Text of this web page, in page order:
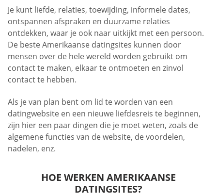
Je kunt liefde, relaties, toewijding, informele dates,
ontspannen afspraken en duurzame relaties
ontdekken, waar je ook naar uitkijkt met een persoon.
De beste Amerikaanse datingsites kunnen door
mensen over de hele wereld worden gebruikt om
contact te maken, elkaar te ontmoeten en zinvol
contact te hebben.
Als je van plan bent om lid te worden van een
datingwebsite en een nieuwe liefdesreis te beginnen,
zijn hier een paar dingen die je moet weten, zoals de
algemene functies van de website, de voordelen,
nadelen, enz.
HOE WERKEN AMERIKAANSE
DATINGSITES?